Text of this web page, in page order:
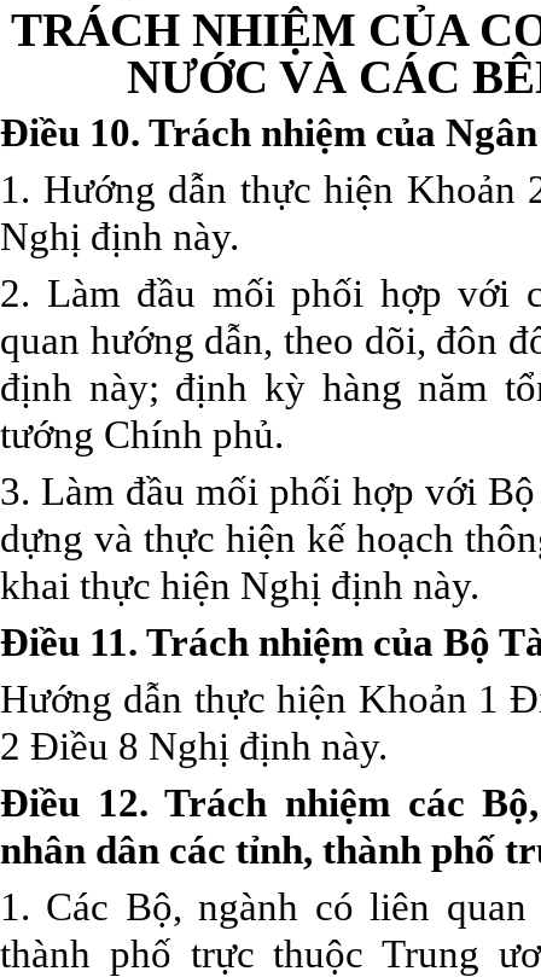
TRÁCH NHIỆM CỦA
NƯỚC VÀ CÁC
Điều 10. Trách nhiệm của
1. Hướng dẫn thực hiện
Nghị định này.
2. Làm đầu mối phối hợp với
quan hướng dẫn, theo dõi, đôn
định này; định kỳ hàng năm
tướng Chính phủ.
3. Làm đầu mối phối hợp với
dựng và thực hiện kế hoạch
khai thực hiện Nghị định này.
Điều 11. Trách nhiệm của Bộ
Hướng dẫn thực hiện Khoản 1
2 Điều 8 Nghị định này.
Điều 12. Trách nhiệm các
nhân dân các tỉnh, thành phố
1. Các Bộ, ngành có liên
thành phố trực thuộc Trung